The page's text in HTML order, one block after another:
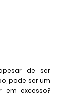
de ser
pode ser um
em excesso?